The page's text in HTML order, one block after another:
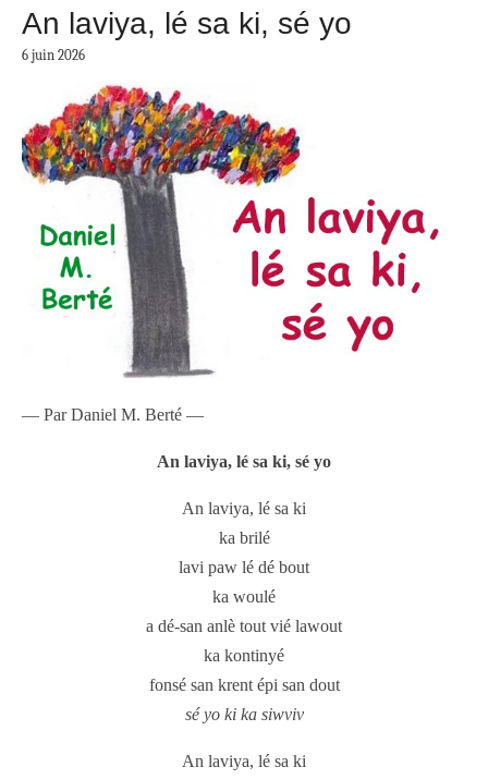
An laviya, lé sa ki, sé yo
6 juin 2026
— Par Daniel M. Berté —
An laviya, lé sa ki, sé yo
An laviya, lé sa ki
ka brilé
lavi paw lé dé bout
ka woulé
a dé-san anlè tout vié lawout
ka kontinyé
fonsé san krent épi san dout
sé yo ki ka siwviv
An laviya, lé sa ki